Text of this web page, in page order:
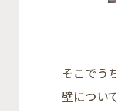
そこでう
壁につい